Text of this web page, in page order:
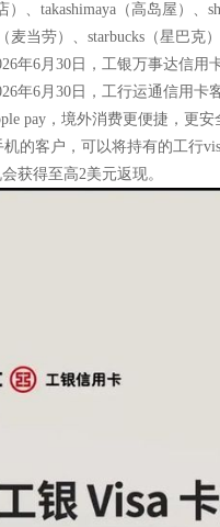
）、takashimaya（高岛屋）
麦当劳）、starbucks（星巴
年6月30日，工银万事达信
年6月30日，工行运通信用卡
pay，境外消费更便捷，更安
机的客户，可以将持有的工行
获得至高2美元返现。